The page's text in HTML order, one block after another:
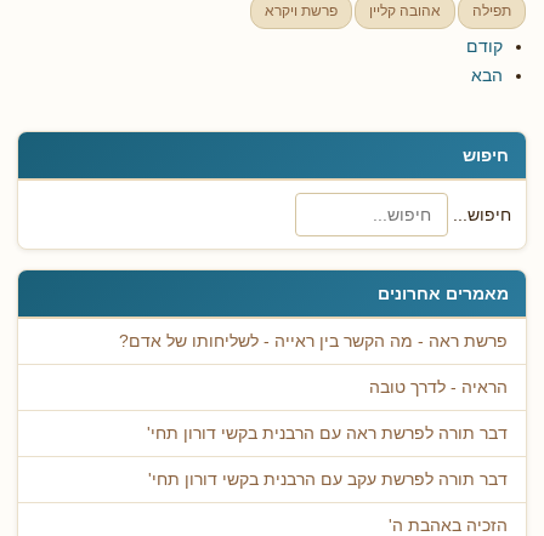
חיפוש
חיפוש...
מאמרים אחרונים
פרשת ראה - מה הקשר בין ראייה - לשליחותו של אדם?
הראיה - לדרך טובה
דבר תורה לפרשת ראה עם הרבנית בקשי דורון תחי'
דבר תורה לפרשת עקב עם הרבנית בקשי דורון תחי'
הזכיה באהבת ה'
תפילה אהובה קליין פרשת ויקרא
קודם
הבא